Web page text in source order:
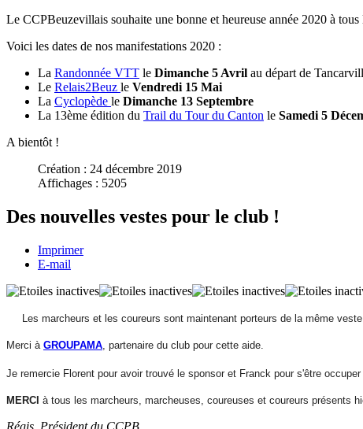
Le CCPBeuzevillais souhaite une bonne et heureuse année 2020 à
Voici les dates de nos manifestations 2020 :
La Randonnée VTT le Dimanche 5 Avril au départ de
Le Relais2Beuz le Vendredi 15 Mai
La Cyclopède le Dimanche 13 Septembre
La 13ème édition du Trail du Tour du Canton le Samedi 5
A bientôt !
Création : 24 décembre 2019
Affichages : 5205
Des nouvelles vestes pour le club !
Imprimer
E-mail
Les marcheurs et les coureurs sont maintenant porteurs de la même
Merci à GROUPAMA, partenaire du club pour cette aide.
Je remercie Florent pour avoir trouvé le sponsor et Franck pour s'être
MERCI à tous les marcheurs, marcheuses, coureuses et coureurs présents